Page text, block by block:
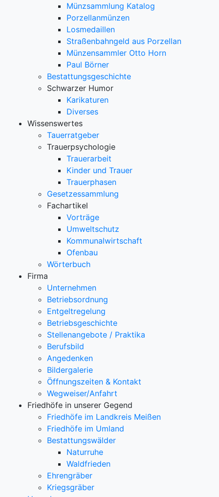
Münzsammlung Katalog
Porzellanmünzen
Losmedaillen
Straßenbahngeld aus Porzellan
Münzensammler Otto Horn
Paul Börner
Bestattungsgeschichte
Schwarzer Humor
Karikaturen
Diverses
Wissenswertes
Tauerratgeber
Trauerpsychologie
Trauerarbeit
Kinder und Trauer
Trauerphasen
Gesetzessammlung
Fachartikel
Vorträge
Umweltschutz
Kommunalwirtschaft
Ofenbau
Wörterbuch
Firma
Unternehmen
Betriebsordnung
Entgeltregelung
Betriebsgeschichte
Stellenangebote / Praktika
Berufsbild
Angedenken
Bildergalerie
Öffnungszeiten & Kontakt
Wegweiser/Anfahrt
Friedhöfe in unserer Gegend
Friedhöfe im Landkreis Meißen
Friedhöfe im Umland
Bestattungswälder
Naturruhe
Waldfrieden
Ehrengräber
Kriegsgräber